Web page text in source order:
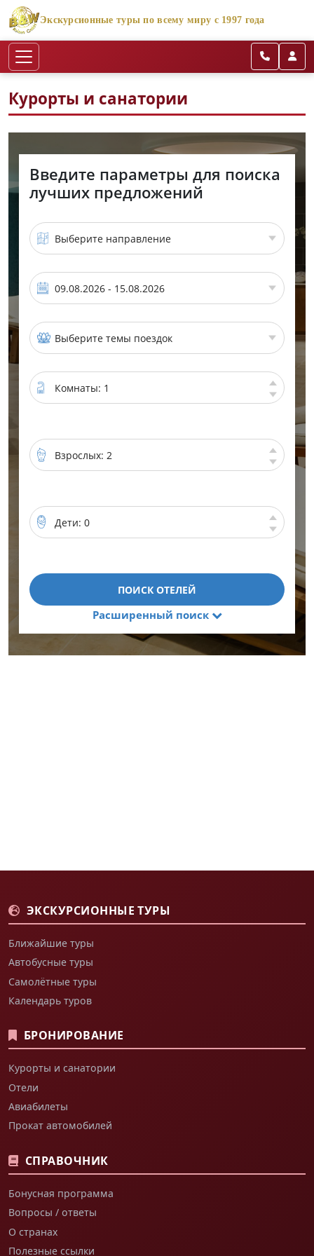
Экскурсионные туры по всему миру с 1997 года
Курорты и санатории
ЭКСКУРСИОННЫЕ ТУРЫ
Ближайшие туры
Автобусные туры
Самолётные туры
Календарь туров
БРОНИРОВАНИЕ
Курорты и санатории
Отели
Авиабилеты
Прокат автомобилей
СПРАВОЧНИК
Бонусная программа
Вопросы / ответы
О странах
Полезные ссылки